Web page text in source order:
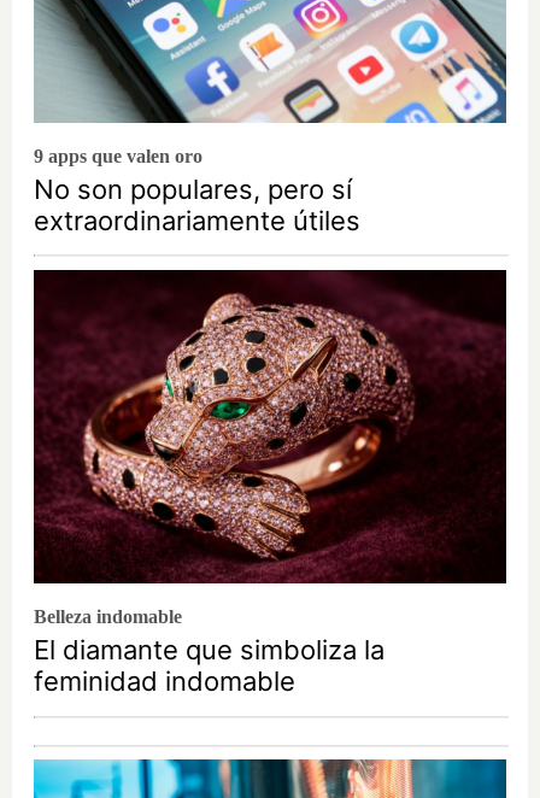
9 apps que valen oro
No son populares, pero sí
extraordinariamente útiles
Belleza indomable
El diamante que simboliza la
feminidad indomable